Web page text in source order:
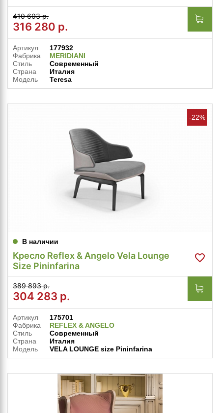
410 603 р.
316 280 р.
Артикул
177932
Фабрика
MERIDIANI
Стиль
Современный
Страна
Италия
Модель
Teresa
-22%
В наличии
Кресло Reflex & Angelo Vela Lounge
Size Pininfarina
389 893 р.
304 283 р.
Артикул
175701
Фабрика
REFLEX & ANGELO
Стиль
Современный
Страна
Италия
Модель
VELA LOUNGE size Pininfarina